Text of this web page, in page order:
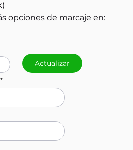
opciones de marcaje en:
Actualizar